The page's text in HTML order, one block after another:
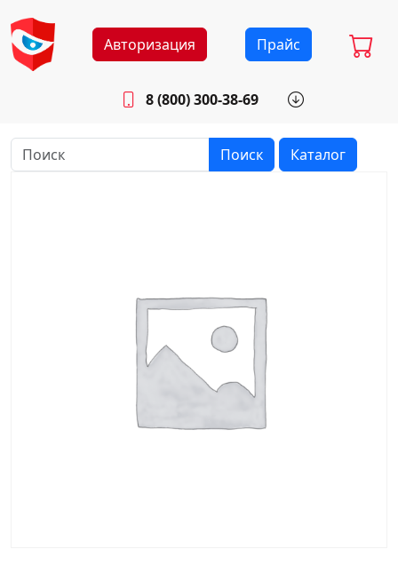
Авторизация Прайс
8 (800) 300-38-69
Будни: 8.30 - 17.00
Поиск Каталог